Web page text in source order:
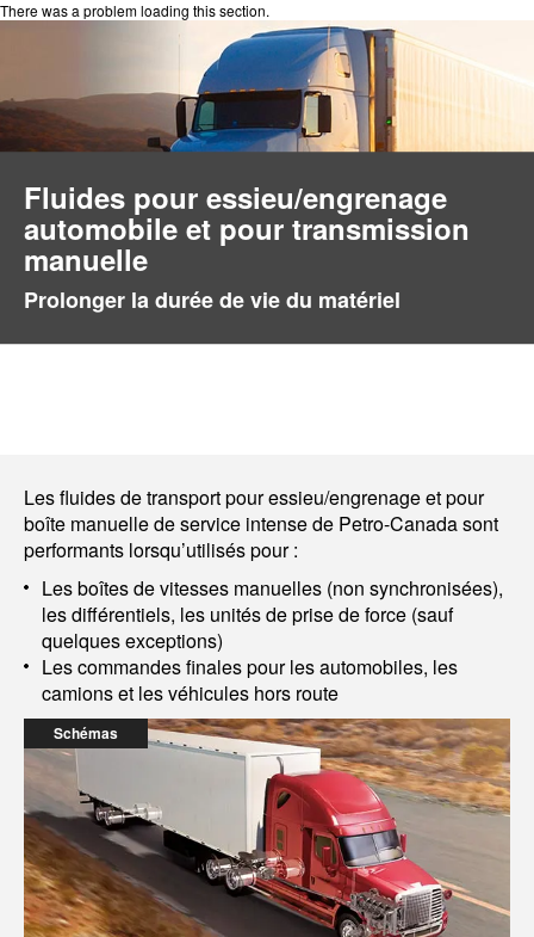
There was a problem loading this section.
Fluides pour essieu/engrenage
automobile et pour transmission
manuelle
Prolonger la durée de vie du matériel
Les fluides de transport pour essieu/engrenage et pour
boîte manuelle de service intense de Petro-Canada sont
performants lorsqu’utilisés pour :
Les boîtes de vitesses manuelles (non synchronisées),
les différentiels, les unités de prise de force (sauf
quelques exceptions)
Les commandes finales pour les automobiles, les
camions et les véhicules hors route
Schémas